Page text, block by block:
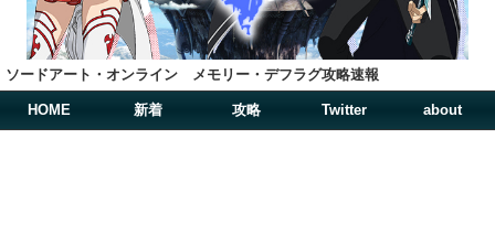
ソードアート・オンライン メモリー・デフラグ攻略速報
HOME 新着 攻略 Twitter about